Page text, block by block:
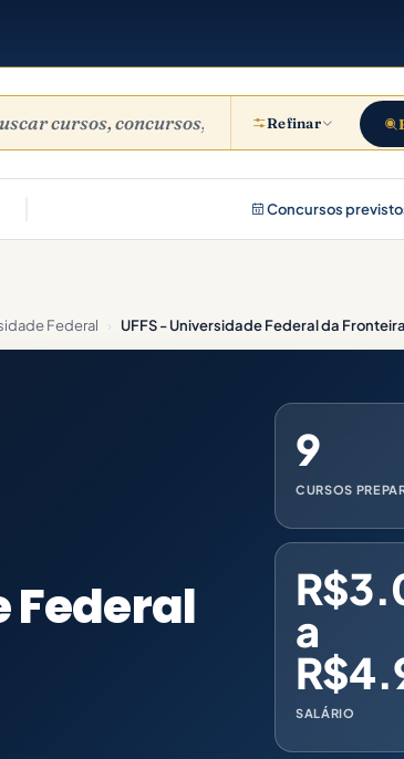
Refinar
Concursos
Federal › UFFS - Universidade Federal da
Federal
9
CURSOS
a
SALÁRIO